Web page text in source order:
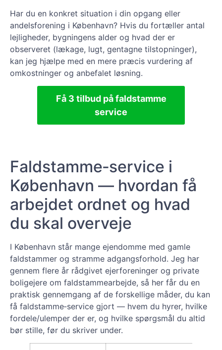
Har du en konkret situation i din opgang eller
andelsforening i København? Hvis du fortæller antal
lejligheder, bygningens alder og hvad der er
observeret (lækage, lugt, gentagne tilstopninger),
kan jeg hjælpe med en mere præcis vurdering af
omkostninger og anbefalet løsning.
Få 3 tilbud på faldstamme
service
Faldstamme‑service i
København — hvordan få
arbejdet ordnet og hvad
du skal overveje
I København står mange ejendomme med gamle
faldstammer og stramme adgangsforhold. Jeg har
gennem flere år rådgivet ejerforeninger og private
boligejere om faldstammearbejde, så her får du en
praktisk gennemgang af de forskellige måder, du kan
få faldstamme‑service gjort — hvem du hyrer, hvilke
fordele/ulemper der er, og hvilke spørgsmål du altid
bør stille, før du skriver under.